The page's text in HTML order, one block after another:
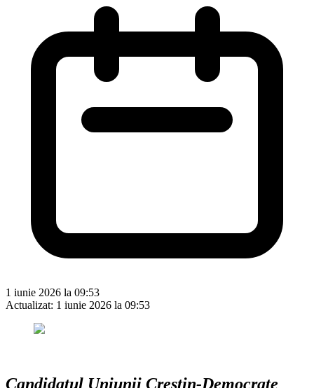
1 iunie 2026 la 09:53
Actualizat: 1 iunie 2026 la 09:53
Candidatul Uniunii Creștin-Democrate